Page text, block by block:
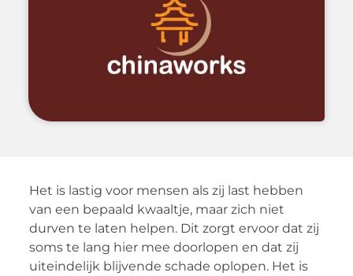
Het is lastig voor mensen als zij last hebben
van een bepaald kwaaltje, maar zich niet
durven te laten helpen. Dit zorgt ervoor dat zij
soms te lang hier mee doorlopen en dat zij
uiteindelijk blijvende schade oplopen. Het is